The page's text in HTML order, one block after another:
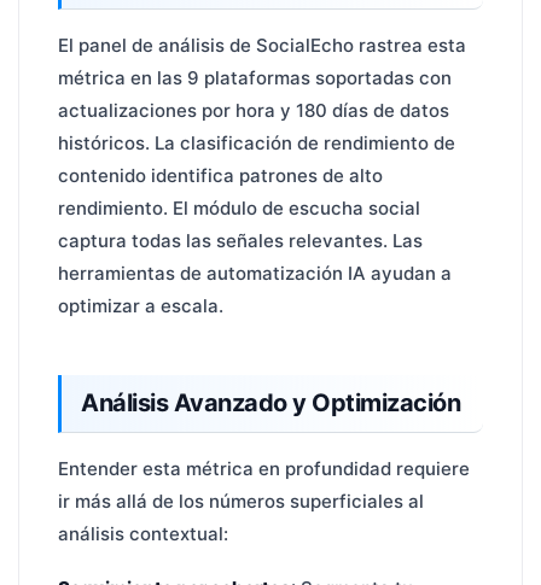
El panel de análisis de SocialEcho rastrea esta
métrica en las 9 plataformas soportadas con
actualizaciones por hora y 180 días de datos
históricos. La clasificación de rendimiento de
contenido identifica patrones de alto
rendimiento. El módulo de escucha social
captura todas las señales relevantes. Las
herramientas de automatización IA ayudan a
optimizar a escala.
Análisis Avanzado y Optimización
Entender esta métrica en profundidad requiere
ir más allá de los números superficiales al
análisis contextual: